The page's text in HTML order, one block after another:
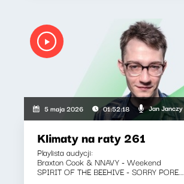
5 maja 2026 01:52:18 Jan Janczy
Klimaty na raty 261
Playlista audycji:
Braxton Cook & NNAVY - Weekend
SPIRIT OF THE BEEHIVE - SORRY PORE...